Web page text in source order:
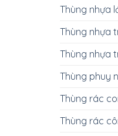
Thùng nhựa
Thùng nhựa
Thùng nhựa
Thùng phuy
Thùng rác
Thùng rác